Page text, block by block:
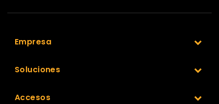
Empresa
Soluciones
Accesos